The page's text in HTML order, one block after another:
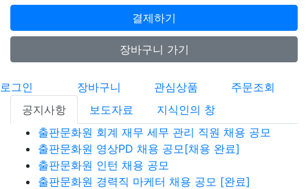
결제하기
장바구니 가기
로그인 장바구니 관심상품
주문조회
공지사항
보도자료
지식인의 창
출판문화원 회계 재무 세무 관리 직원 채용 공모
출판문화원 영상PD 채용 공모[채용 완료]
출판문화원 인턴 채용 공모
출판문화원 경력직 마케터 채용 공모 [완료]